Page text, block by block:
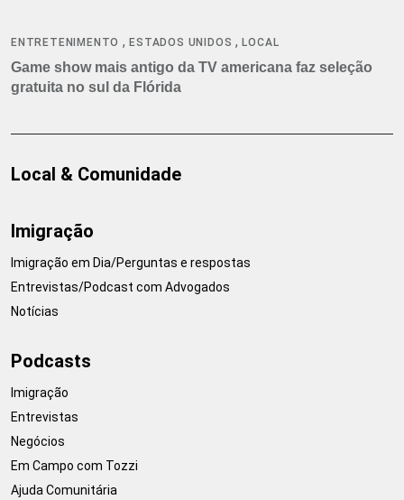
ENTRETENIMENTO ,ESTADOS UNIDOS ,LOCAL
Game show mais antigo da TV americana faz seleção
gratuita no sul da Flórida
Local & Comunidade
Imigração
Imigração em Dia/Perguntas e respostas
Entrevistas/Podcast com Advogados
Notícias
Podcasts
Imigração
Entrevistas
Negócios
Em Campo com Tozzi
Ajuda Comunitária